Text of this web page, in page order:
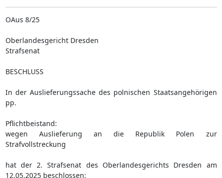
OAus 8/25
Oberlandesgericht Dresden
Strafsenat
BESCHLUSS
In der Auslieferungssache des polnischen Staatsangehörigen
pp.
Pflichtbeistand:
wegen Auslieferung an die Republik Polen zur
Strafvollstreckung
hat der 2. Strafsenat des Oberlandesgerichts Dresden am
12.05.2025 beschlossen: